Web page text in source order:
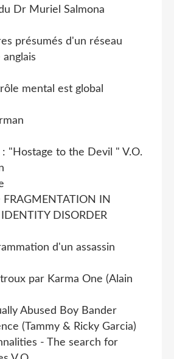
Dr Muriel Salmona
présumés d'un réseau
mental est global
"Hostage to the Devil " V.O.
FRAGMENTATION IN
DISORDER
d'un assassin
par Karma One (Alain
Abused Boy Bander
(Tammy & Ricky Garcia)
- The search for